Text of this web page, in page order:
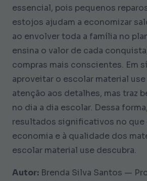
essencial, pois pequenos
estojos ajudam a economizar
ao envolver toda a família no
ensina o valor de cada
compras mais conscientes. Em
aproveitar o escolar material
atenção aos detalhes, mas traz
no dia a dia escolar. Dessa
resultados significativos no que
economia e à qualidade dos
escolar material use descubra.
Autor: Brenda Silva Santos —